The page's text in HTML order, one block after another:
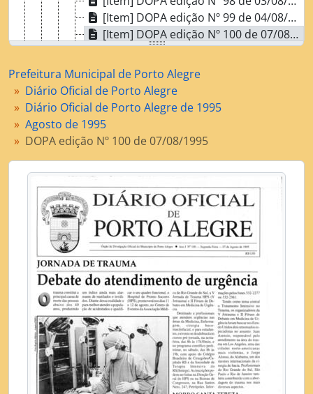
[Item] DOPA edição Nº 99 de 04/08/1995
[Item] DOPA edição Nº 100 de 07/08/1995
[Item] DOPA edição Nº 101 de 08/08/1995
[Item] DOPA edição Nº 102 de 09/08/1995
[Item] DOPA edição Nº 103 de 10/08/1995
[Item] DOPA edição Nº 104 de 11/08/1995
[Item] DOPA edição Nº 105 de 14/08/1995
[Item] DOPA edição Nº 106 de 15/08/1995
[Item] DOPA edição Nº 109 de 18/08/1995
[Item] DOPA edição Nº 110 de 21/08/1995
[Item] DOPA edição Nº 111 de 22/08/1995
[Item] DOPA edição Nº 112 de 23/08/1995
[Item] DOPA edição Nº 113 de 24/08/1995
[Item] DOPA edição Nº 114 de 25/08/1995
[Item] DOPA edição Nº 115 de 28/08/1995
[Item] DOPA edição Nº 116 de 29/08/1995
[Item] DOPA edição Nº 117 de 30/08/1995
[Item] DOPA edição Nº 118 de 31/08/1995
[Dossiê] Setembro de 1995
[Dossiê] Outubro de 1995
[Dossiê] Novembro de 1995
Prefeitura Municipal de Porto Alegre
Diário Oficial de Porto Alegre
Diário Oficial de Porto Alegre de 1995
Agosto de 1995
DOPA edição Nº 100 de 07/08/1995